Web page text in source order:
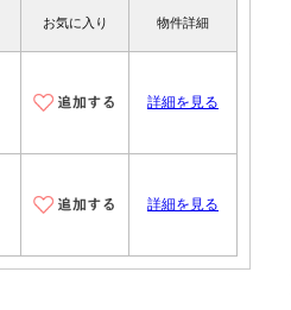
お気に入り 物件詳細
詳細を見る
詳細を見る